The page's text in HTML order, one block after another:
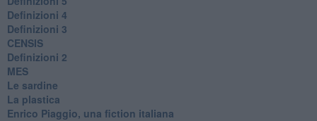
Definizioni 4
Definizioni 3
CENSIS
​Definizioni 2
MES
Le sardine
La plastica
​Enrico Piaggio, una fiction italiana